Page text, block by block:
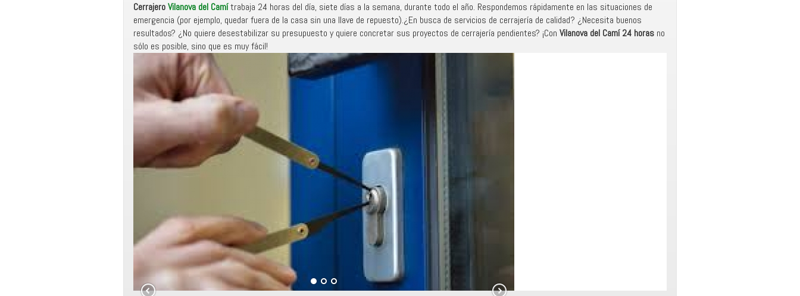
CerrajeroVilanova del Camítrabaja 24 horas del día, siete días a la semana, durante todo el año. Respondemos rápidamente en las situaciones de
emergencia (por ejemplo, quedar fuera de la casa sin una llave de repuesto).¿En busca de servicios de cerrajería de calidad? ¿Necesita buenos
resultados? ¿No quiere desestabilizar su presupuesto y quiere concretar sus proyectos de cerrajería pendientes? ¡Con Vilanova del Camí 24 horas no
sólo es posible, sino que es muy fácil!